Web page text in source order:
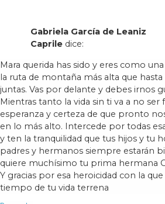
Gabriela García de Leaniz
Caprile dice:
Mara querida has sido y eres como
la ruta de montaña más alta que
juntas. Vas por delante y debes irnos
Mientras tanto la vida sin ti va a no
esperanza y certeza de que pronto
en lo más alto. Intercede por todas
y ten la tranquilidad que tus hijos y tu
padres y hermanos siempre estarán
quiere muchísimo tu prima hermana
Y gracias por esa heroicidad con la
tiempo de tu vida terrena